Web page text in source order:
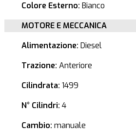
Colore Esterno: Bianco
MOTORE E MECCANICA
Alimentazione: Diesel
Trazione: Anteriore
Cilindrata: 1499
N° Cilindri: 4
Cambio: manuale